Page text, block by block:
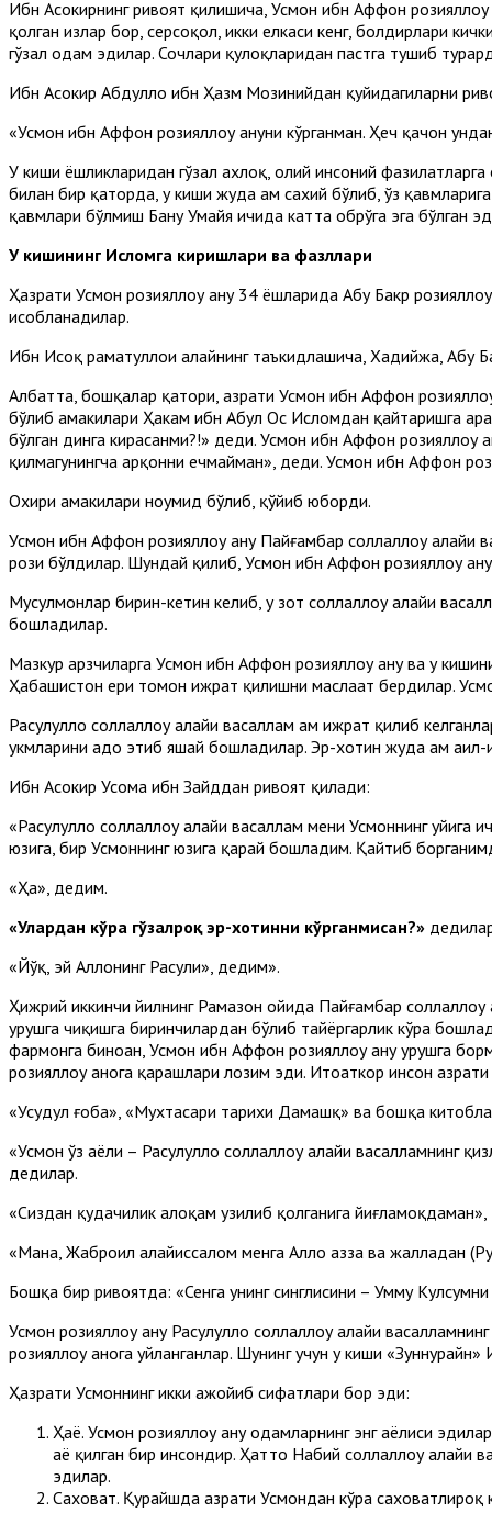
Ибн Асокирнинг ривоят қилишича, Усмон ибн Аффон
қолган излар бор, серсоқол, икки елкаси кенг, болдирлари
гўзал одам эдилар. Сочлари қулоқларидан пастга тушиб
Ибн Асокир Абдуллоҳ ибн Ҳазм Мозинийдан қуйидагиларни
«Усмон ибн Аффон розияллоҳу анҳуни кўрганман. Ҳеч қачон
У киши ёшликларидан гўзал ахлоқ, олий инсоний
билан бир қаторда, у киши жуда ҳам сахий бўлиб, ўз
қавмлари бўлмиш Бану Умайя ичида катта обрўга эга бўлган
У кишининг Исломга киришлари ва фазллари
Ҳазрати Усмон розияллоҳу анҳу 34 ёшларида Абу Бакр
ҳисобланадилар.
Ибн Исҳоқ раҳматуллоҳи алайҳнинг таъкидлашича, Хадийжа,
Албатта, бошқалар қатори, ҳазрати Усмон ибн Аффон
бўлиб амакилари Ҳакам ибн Абул Ос Исломдан қайтаришга
бўлган динга кирасанми?!» деди. Усмон ибн Аффон
қилмагунингча арқонни ечмайман», деди. Усмон ибн Аффон
Охири амакилари ноумид бўлиб, қўйиб юборди.
Усмон ибн Аффон розияллоҳу анҳу Пайғамбар соллаллоҳу алайҳи
рози бўлдилар. Шундай қилиб, Усмон ибн Аффон розияллоҳу
Мусулмонлар бирин-кетин келиб, у зот соллаллоҳу алайҳи
бошладилар.
Мазкур арзчиларга Усмон ибн Аффон розияллоҳу анҳу ва у
Ҳабашистон ери томон ҳижрат қилишни маслаҳат бердилар.
Расулуллоҳ соллаллоҳу алайҳи васаллам ҳам ҳижрат қилиб
ҳукмларини адо этиб яшай бошладилар. Эр-хотин жуда ҳам
Ибн Асокир Усома ибн Зайддан ривоят қилади:
«Расулуллоҳ соллаллоҳу алайҳи васаллам мени Усмоннинг
юзига, бир Усмоннинг юзига қарай бошладим. Қайтиб
«Ҳа», дедим.
«Улардан кўра гўзалроқ эр-хотинни кўрганмисан?»
«Йўқ, эй Аллоҳнинг Расули», дедим».
Ҳижрий иккинчи йилнинг Рамазон ойида Пайғамбар
урушга чиқишга биринчилардан бўлиб тайёргарлик кўра
фармонга биноан, Усмон ибн Аффон розияллоҳу анҳу урушга
розияллоҳу анҳога қарашлари лозим эди. Итоаткор инсон
«Усудул ғоба», «Мухтасари тарихи Дамашқ» ва бошқа
«Усмон ўз аёли – Расулуллоҳ соллаллоҳу алайҳи васалламнинг
дедилар.
«Сиздан қудачилик алоқам узилиб қолганига
«Мана, Жаброил алайҳиссалом менга Аллоҳ азза ва жалладан
Бошқа бир ривоятда: «Сенга унинг синглисини – Умму
Усмон розияллоҳу анҳу Расулуллоҳ соллаллоҳу алайҳи
розияллоҳу анҳога уйланганлар. Шунинг учун у киши
Ҳазрати Усмоннинг икки ажойиб сифатлари бор эди:
Ҳаё. Усмон розияллоҳу анҳу одамларнинг энг ҳаёлиси
ҳаё қилган бир инсондир. Ҳатто Набий соллаллоҳу алайҳи
эдилар.
Саховат. Қурайшда ҳазрати Усмондан кўра саховатлироқ